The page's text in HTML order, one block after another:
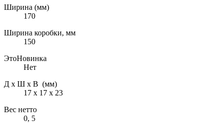
Ширина (мм)
170
Ширина коробки, мм
150
ЭтоНовинка
Нет
Д х Ш х В (мм)
17 х 17 х 23
Вес нетто
0, 5